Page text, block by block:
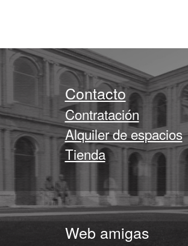
Contacto
Contratación
Alquiler de espacios
Tienda
Web amigas